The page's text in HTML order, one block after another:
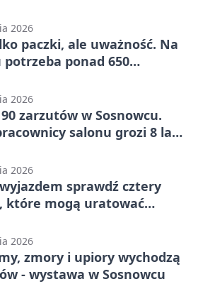
2026
paczki, ale uważność. Na
potrzeba ponad 650
2026
zarzutów w Sosnowcu.
salonu grozi 8 lat
2026
sprawdź cztery
które mogą uratować
2026
zmory i upiory wychodzą
- wystawa w Sosnowcu